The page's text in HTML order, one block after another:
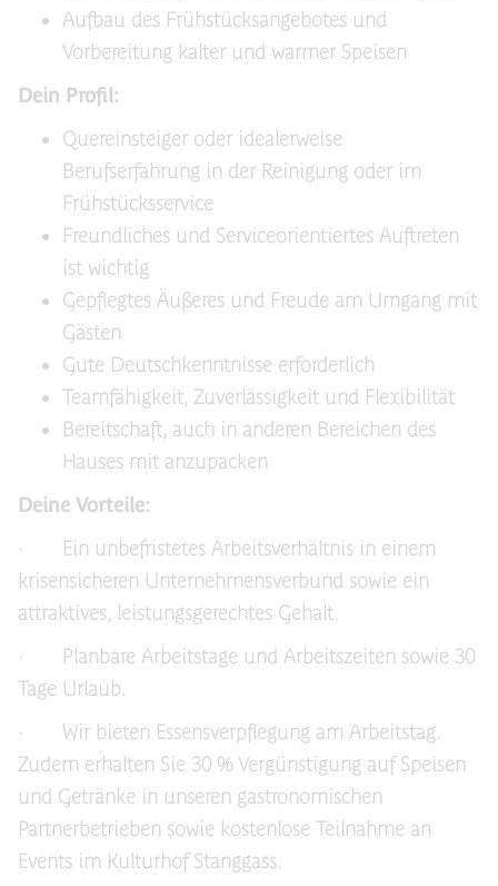
Aufbau des Frühstücksangebotes und
Vorbereitung kalter und warmer Speisen
Dein Profil:
Quereinsteiger oder idealerweise
Berufserfahrung in der Reinigung oder im
Frühstücksservice
Freundliches und Serviceorientiertes Auftreten
ist wichtig
Gepflegtes Äußeres und Freude am Umgang mit
Gästen
Gute Deutschkenntnisse erforderlich
Teamfähigkeit, Zuverlässigkeit und Flexibilität
Bereitschaft, auch in anderen Bereichen des
Hauses mit anzupacken
Deine Vorteile:
· Ein unbefristetes Arbeitsverhältnis in einem
krisensicheren Unternehmensverbund sowie ein
attraktives, leistungsgerechtes Gehalt.
· Planbare Arbeitstage und Arbeitszeiten sowie 30
Tage Urlaub.
· Wir bieten Essensverpflegung am Arbeitstag.
Zudem erhalten Sie 30 % Vergünstigung auf Speisen
und Getränke in unseren gastronomischen
Partnerbetrieben sowie kostenlose Teilnahme an
Events im Kulturhof Stanggass.